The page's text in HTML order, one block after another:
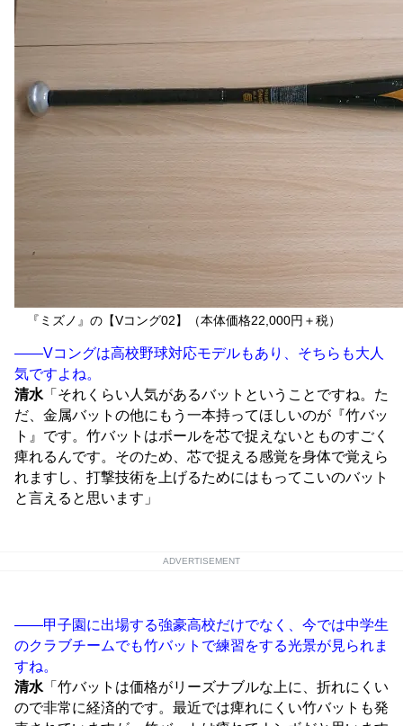
『ミズノ』の【Vコング02】（本体価格22,000円＋税）
――Vコングは高校野球対応モデルもあり、そちらも大人
気ですよね。
清水「それくらい人気があるバットということですね。た
だ、金属バットの他にもう一本持ってほしいのが『竹バッ
ト』です。竹バットはボールを芯で捉えないとものすごく
痺れるんです。そのため、芯で捉える感覚を身体で覚えら
れますし、打撃技術を上げるためにはもってこいのバット
と言えると思います」
ADVERTISEMENT
――甲子園に出場する強豪高校だけでなく、今では中学生
のクラブチームでも竹バットで練習をする光景が見られま
すね。
清水「竹バットは価格がリーズナブルな上に、折れにくい
ので非常に経済的です。最近では痺れにくい竹バットも発